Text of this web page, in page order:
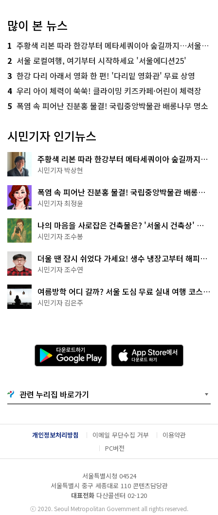
많이 본 뉴스
1 주황색 리본 따라 한강부터 메타세쿼이아 숲길까지…서울둘레길 15코스
2 서울 로컬여행, 여기부터 시작하세요 '서울에디션25'
3 한강 다리 아래서 영화 한 편! '다리밑 영화관' 무료 상영
4 우리 아이 체력이 쑥쑥! 클라이밍 키즈카페·어린이 체력장
5 폭염 속 피어난 진분홍 물결! 국립중앙박물관 배롱나무 명소
시민기자 인기뉴스
주황색 리본 따라 한강부터 메타세쿼이아 숲길까지…
서울둘레길 15코스
시민기자 박상현
폭염 속 피어난 진분홍 물결! 국립중앙박물관 배롱나
무 명소
시민기자 최정윤
나의 마음을 사로잡은 건축물은? '서울시 건축상' 수
상작 공개!
시민기자 조수봉
더울 땐 잠시 쉬었다 가세요! 생수 냉장고부터 해피소
·무더위쉼터까지
시민기자 조수연
여름방학 어디 갈까? 서울 도심 무료 실내 여행 코스
추천
시민기자 김은주
다
운
로
기
G
o
g
l
e
l
A
p
p
e
서
다
운
드
관련 누리집 바로가기
개인정보처리방침 이메일 무단수집 거부
이용약관
PC버전
서울특별시청 04524
서울특별시 중구 세종대로 110 콘텐츠담당관
대표전화 다산콜센터 02-120
ⓒ2020. Seoul Metropolitan Government all rights reserved.